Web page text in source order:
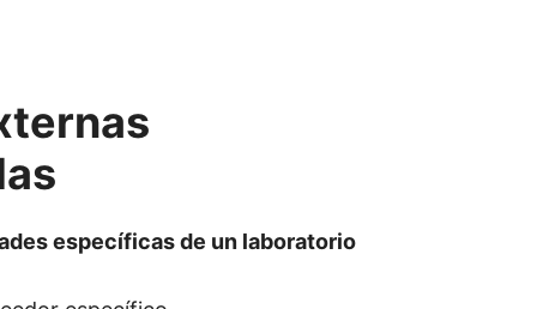
específicas de un laboratorio